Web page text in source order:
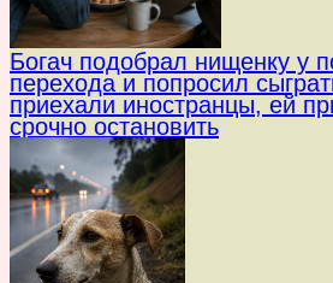
Богач подобрал нищенку у
перехода и попросил
приехали иностранцы, ей
срочно остановить